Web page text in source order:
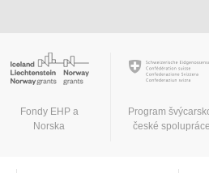
Fondy EHP a
Norska
Program
české